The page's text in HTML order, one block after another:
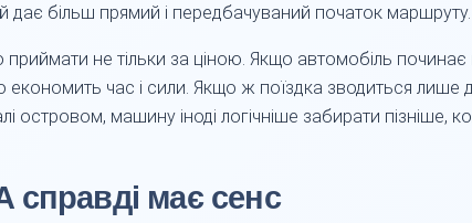
дає більш прямий і передбачуваний початок маршруту.
не тільки за ціною. Якщо автомобіль
час і сили. Якщо ж поїздка зводиться лише
островом, машину іноді логічніше забирати пізніше,
справді має сенс